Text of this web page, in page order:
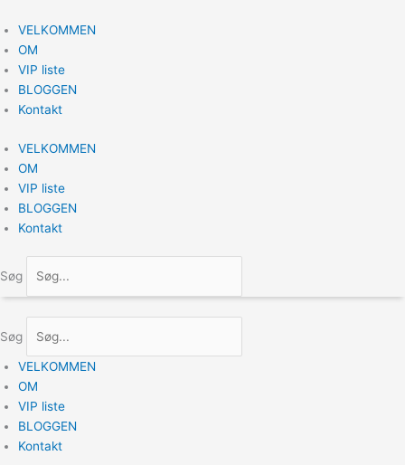
til
indholdet
VELKOMMEN
OM
VIP liste
BLOGGEN
Kontakt
VELKOMMEN
OM
VIP liste
BLOGGEN
Kontakt
Søg
Søg
VELKOMMEN
OM
VIP liste
BLOGGEN
Kontakt